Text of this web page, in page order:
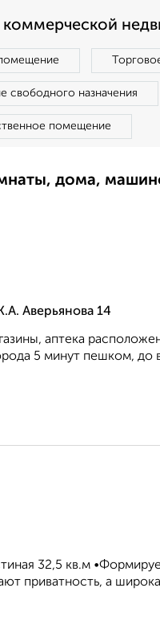
свободного назначения
помещение
дома,
Аверьянова 14
аптека
5 минут пешком, до
32,5 кв.м
приватность, а